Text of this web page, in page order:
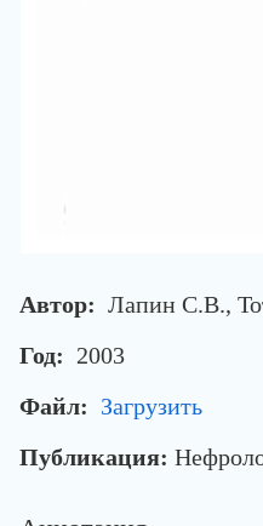
Автор: Лапин С.В.,
Год: 2003
Файл: Загрузить
Публикация: